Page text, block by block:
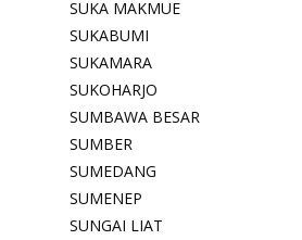
SUKA MAKMUE
SUKABUMI
SUKAMARA
SUKOHARJO
SUMBAWA BESAR
SUMBER
SUMEDANG
SUMENEP
SUNGAI LIAT